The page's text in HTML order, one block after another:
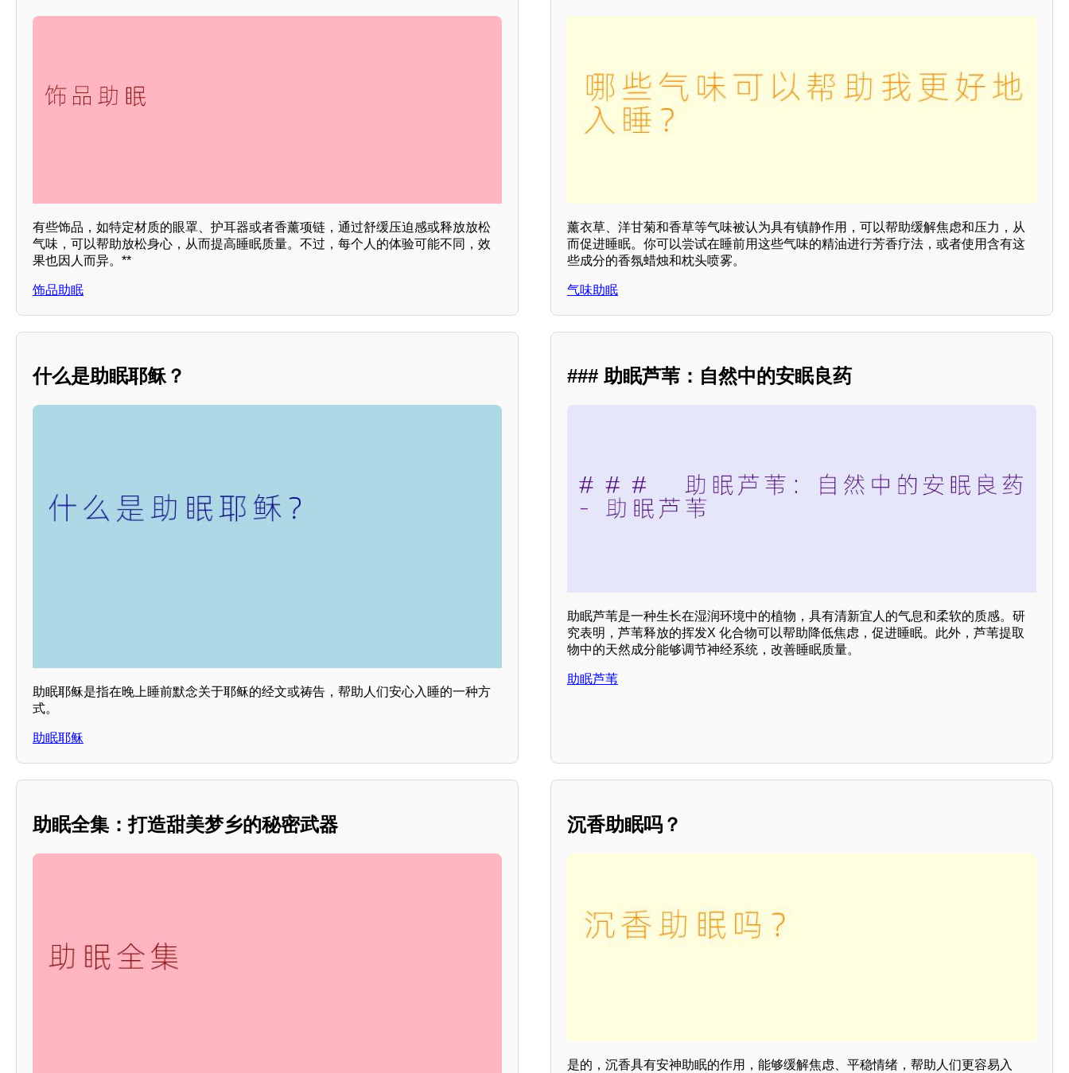
有些饰品，如特定材质的眼罩、护耳器或者香薰项链，通过舒缓压迫感或释放放松
气味，可以帮助放松身心，从而提高睡眠质量。不过，每个人的体验可能不同，效
果也因人而异。**
饰品助眠
薰衣草、洋甘菊和香草等气味被认为具有镇静作用，可以帮助缓解焦虑和压力，从
而促进睡眠。你可以尝试在睡前用这些气味的精油进行芳香疗法，或者使用含有这
些成分的香氛蜡烛和枕头喷雾。
气味助眠
什么是助眠耶稣？
助眠耶稣是指在晚上睡前默念关于耶稣的经文或祷告，帮助人们安心入睡的一种方
式。
助眠耶稣
### 助眠芦苇：自然中的安眠良药
助眠芦苇是一种生长在湿润环境中的植物，具有清新宜人的气息和柔软的质感。研
究表明，芦苇释放的挥发X 化合物可以帮助降低焦虑，促进睡眠。此外，芦苇提取
物中的天然成分能够调节神经系统，改善睡眠质量。
助眠芦苇
助眠全集：打造甜美梦乡的秘密武器 沉香助眠吗？
是的，沉香具有安神助眠的作用，能够缓解焦虑、平稳情绪，帮助人们更容易入